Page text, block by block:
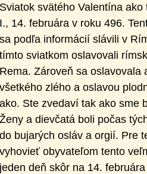
Sviatok svätého Valentína
I., 14. februára v roku 496.
sa podľa informácií slávili v
tímto sviatkom oslavovali
Rema. Zároveň sa oslavovala
všetkého zlého a oslavou
ako. Ste zvedaví tak ako sme
Ženy a dievčatá boli počas
do bujarých osláv a orgií. Pre
vyhovieť obyvateľom tento
jeden deň skôr na 14.